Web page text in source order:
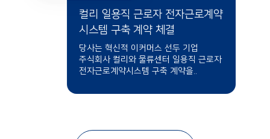
컬리 일용직 근로자 전자근로계약
시스템 구축 계약 체결
당사는 혁신적 이커머스 선두 기업
주식회사 컬리와 물류센터 일용직 근로자
전자근로계약시스템 구축 계약을..